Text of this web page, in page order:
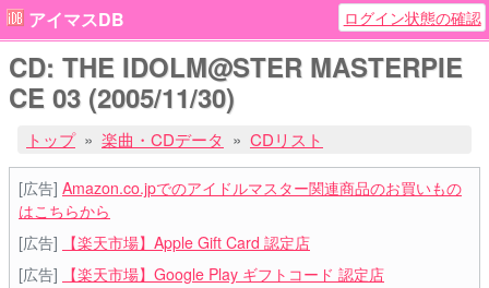
アイマスDB ログイン状態の確認
CD: THE IDOLM@STER MASTERPIE
CE 03 (2005/11/30)
トップ 楽曲・CDデータ CDリスト
[広告] Amazon.co.jpでのアイドルマスター関連商品のお買いもの
はこちらから
[広告]
【楽天市場】Apple Gift Card 認定店
[広告]
【楽天市場】Google Play ギフトコード 認定店